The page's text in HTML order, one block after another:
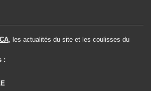
, les actualités du site et les coulisses du
: